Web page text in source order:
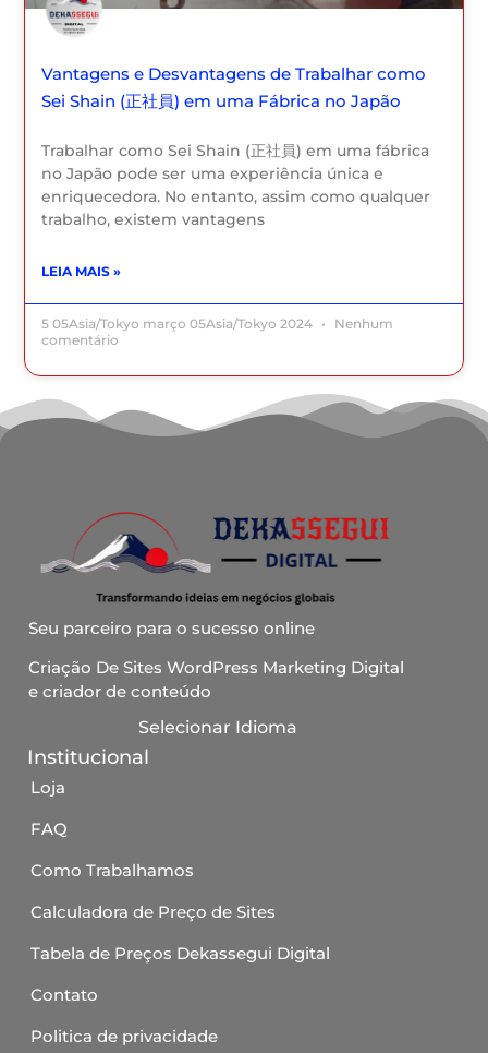
Vantagens e Desvantagens de Trabalhar como
Sei Shain (正社員) em uma Fábrica no Japão
Trabalhar como Sei Shain (正社員) em uma fábrica
no Japão pode ser uma experiência única e
enriquecedora. No entanto, assim como qualquer
trabalho, existem vantagens
LEIA MAIS »
5 05Asia/Tokyo março 05Asia/Tokyo 2024
Nenhum
comentário
Seu parceiro para o sucesso online
Criação De Sites WordPress Marketing Digital
e criador de conteúdo
Selecionar Idioma
Institucional
Loja
FAQ
Como Trabalhamos
Calculadora de Preço de Sites
Tabela de Preços Dekassegui Digital
Contato
Politica de privacidade